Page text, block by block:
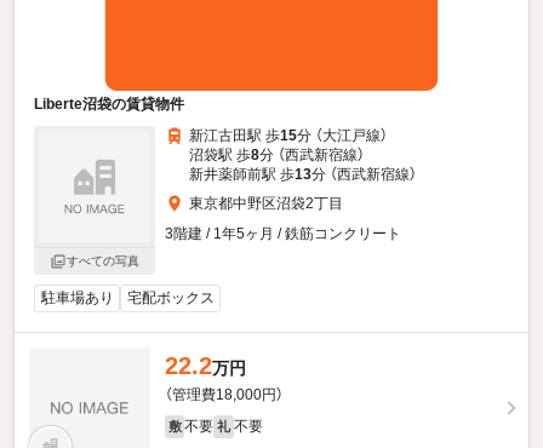
Liberte沼袋の賃貸物件
すべての写真
新江古田駅 歩15分 （大江戸線）
沼袋駅 歩8分 （西武新宿線）
新井薬師前駅 歩13分 （西武新宿線）
東京都中野区沼袋2丁目
3階建 / 1年5ヶ月 / 鉄筋コンクリート
駐車場あり 宅配ボックス
22.2万円
（管理費18,000円）
敷 不要 礼 不要